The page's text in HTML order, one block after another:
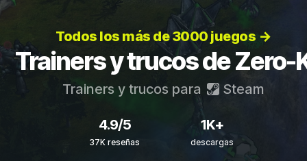
Todos los más de 3000 juegos →
Trainers y trucos de Zero-
Trainers y trucos para Steam
4.9/5
37K reseñas
1K+
descargas